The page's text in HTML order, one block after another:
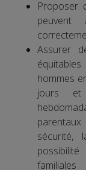
Proposer
peuvent
Assurer
hommes
jours
sécurité,
familiales